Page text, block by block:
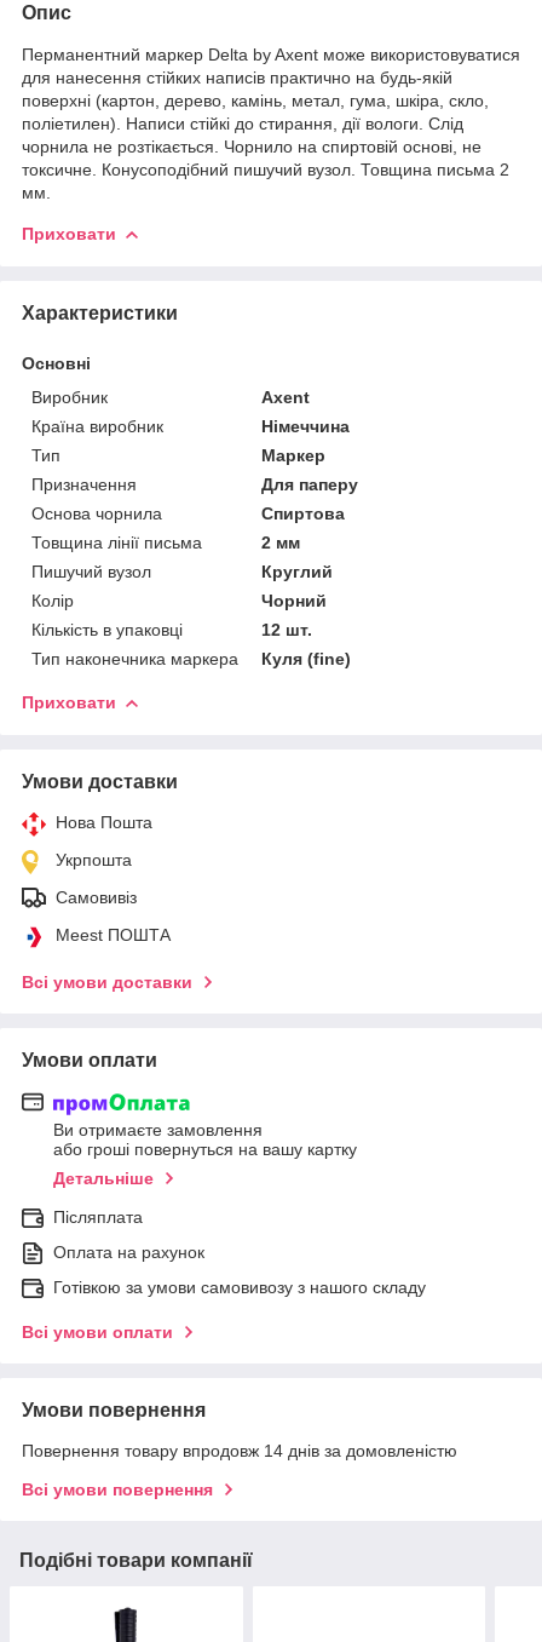
Опис
Перманентний маркер Delta by Axent може використовуватися
для нанесення стійких написів практично на будь-якій
поверхні (картон, дерево, камінь, метал, гума, шкіра, скло,
поліетилен). Написи стійкі до стирання, дії вологи. Слід
чорнила не розтікається. Чорнило на спиртовій основі, не
токсичне. Конусоподібний пишучий вузол. Товщина письма 2
мм.
Приховати
Характеристики
Основні
Виробник
Axent
Країна виробник
Німеччина
Тип
Маркер
Призначення
Для паперу
Основа чорнила
Спиртова
Товщина лінії письма
2 мм
Пишучий вузол
Круглий
Колір
Чорний
Кількість в упаковці
12 шт.
Тип наконечника маркера
Куля (fine)
Приховати
Умови доставки
Нова Пошта
Укрпошта
Самовивіз
Meest ПОШТА
Всі умови доставки
Умови оплати
Ви отримаєте замовлення
або гроші повернуться на вашу картку
Детальніше
Післяплата
Оплата на рахунок
Готівкою за умови самовивозу з нашого складу
Всі умови оплати
Умови повернення
Повернення товару впродовж 14 днів за домовленістю
Всі умови повернення
Подібні товари компанії